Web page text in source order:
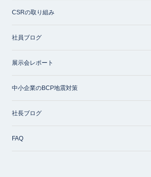
CSRの取り組み
社員ブログ
展示会レポート
中小企業のBCP地震対策
社長ブログ
FAQ